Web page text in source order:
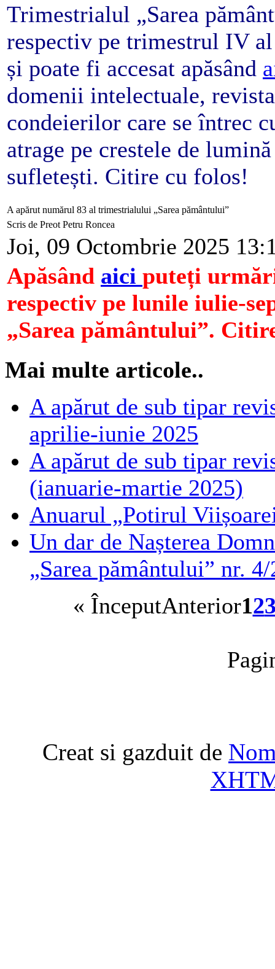
Trimestrialul „Sarea
respectiv pe trimestrul IV
și poate fi accesat apăsând
domenii intelectuale,
condeierilor care se întrec
atrage pe crestele de
sufletești. Citire cu folos!
A apărut numărul 83 al trimestrialului „Sarea pământului”
Scris de Preot Petru Roncea
Joi, 09 Octombrie 2025
Apăsând aici puteți
respectiv pe lunile iulie-
„Sarea pământului”.
Mai multe articole..
A apărut de sub tipar
aprilie-iunie 2025
A apărut de sub tipar
(ianuarie-martie 2025)
Anuarul „Potirul
Un dar de Nașterea
„Sarea pământului” nr.
« ÎnceputAnterior12
Creat si gazduit de